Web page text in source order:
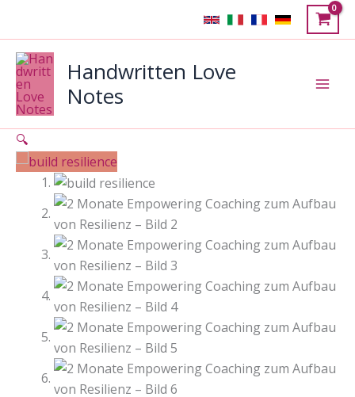
springen
Handwritten Love
Notes
🔍